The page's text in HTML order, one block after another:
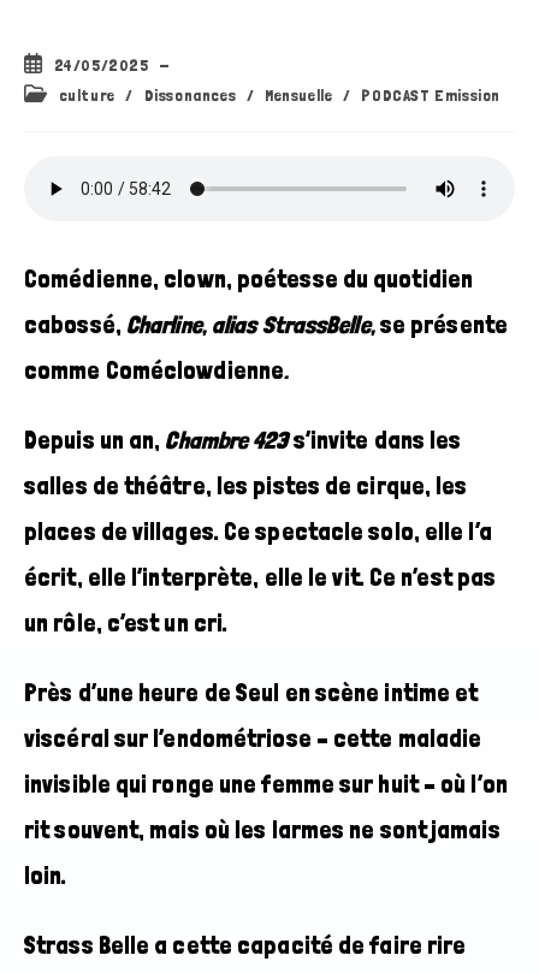
Publication
publiée :
24/05/2025
Post culture / Dissonances / Mensuelle / PODCAST Emission
Comédienne, clown, poétesse du quotidien
cabossé, Charline, alias StrassBelle,se présente
comme Coméclowdienne.
Depuis un an, Chambre 423s’invite dans les
salles de théâtre, les pistes de cirque, les
places de villages. Ce spectacle solo, elle l’a
écrit, elle l’interprète, elle le vit. Ce n’est pas
un rôle, c’est un cri.
Près d’une heure de Seul en scène intime et
viscéral sur l’endométriose – cette maladie
invisible qui ronge une femme sur huit – où l’on
rit souvent, mais où les larmes ne sont jamais
loin.
Strass Belle a cette capacité de faire rire